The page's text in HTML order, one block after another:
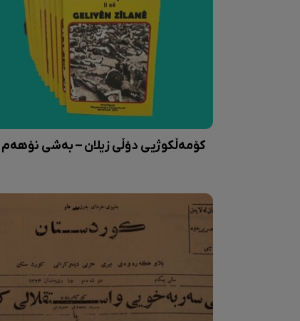
کۆمەڵکوژیی دۆڵی زیلان – بەشی نۆهەم